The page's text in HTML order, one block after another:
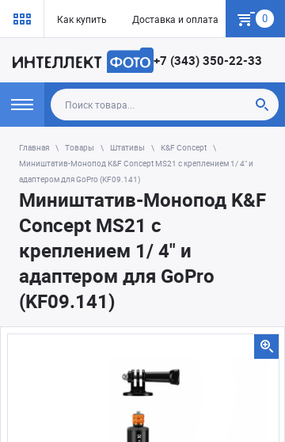
Как купить Доставка и оплата Гарантия
0
+7 (343) 350-22-33
Главная Товары Штативы
K&F Concept
Миништатив-Монопод K&F Concept MS21 с креплением 1/ 4" и
адаптером для GoPro (KF09.141)
Миништатив-Монопод K&F
Concept MS21 с
креплением 1/ 4" и
адаптером для GoPro
(KF09.141)